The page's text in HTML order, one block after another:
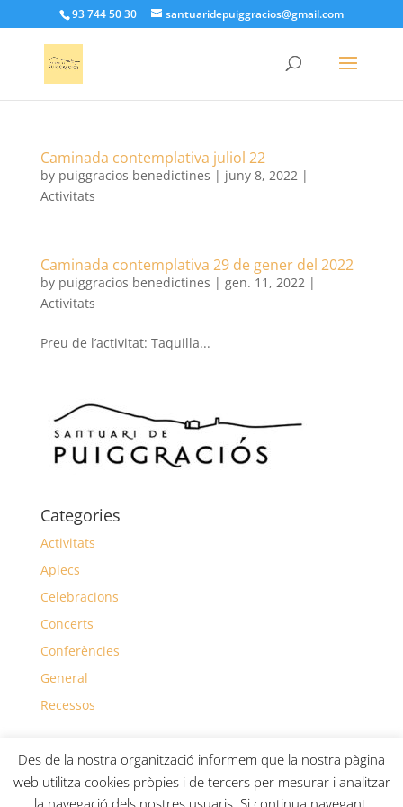
93 744 50 30 santuaridepuiggracios@gmail.com
Caminada contemplativa juliol 22
by puiggracios benedictines | juny 8, 2022|
Activitats
Caminada contemplativa 29 de gener del 2022
by puiggracios benedictines | gen. 11, 2022|
Activitats
Preu de l’activitat: Taquilla...
Categories
Activitats
Aplecs
Celebracions
Concerts
Conferències
General
Recessos
Des de la nostra organització informem que la nostra pàgina
web utilitza cookies pròpies i de tercers per mesurar i analitzar